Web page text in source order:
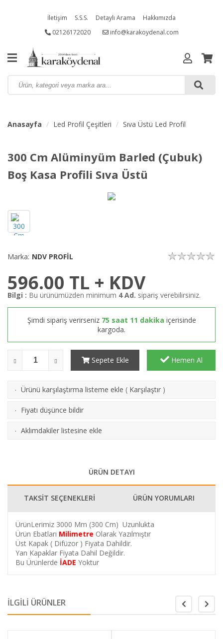
İletişim S.S.S. Detaylı Arama
Hakkımızda
02126172020
info@karakoydenal.com
Anasayfa Led Profil Çeşitleri Sıva Üstü Led Profil
300 Cm Alüminyüm Barled (Çubuk)
Boş Kasa Profili Sıva Üstü
Marka: NDV PROFİL
596.00 TL + KDV
Bilgi : Bu ürünümüzden minimum 4 Ad. sipariş verebilirsiniz.
Şimdi sipariş verirseniz 75 saat 11 dakika içerisinde
kargoda.
Sepete Ekle Hemen Al
· Ürünü karşılaştırma listeme ekle ( Karşılaştır )
· Fiyatı düşünce bildir
· Aklımdakiler listesine ekle
ÜRÜN DETAYI
TAKSİT SEÇENEKLERİ ÜRÜN YORUMLARI
ÜrünLerimiz 3000 Mm (300 Cm) Uzunlukta
Ürün Ebatları Milimetre Olarak Yazılmıştır
Üst Kapak ( Difüzor ) Fiyata Dahildir.
Yan Kapaklar Fiyata Dahil Değildir.
Bu Ürünlerde İADE Yoktur
İLGİLİ ÜRÜNLER